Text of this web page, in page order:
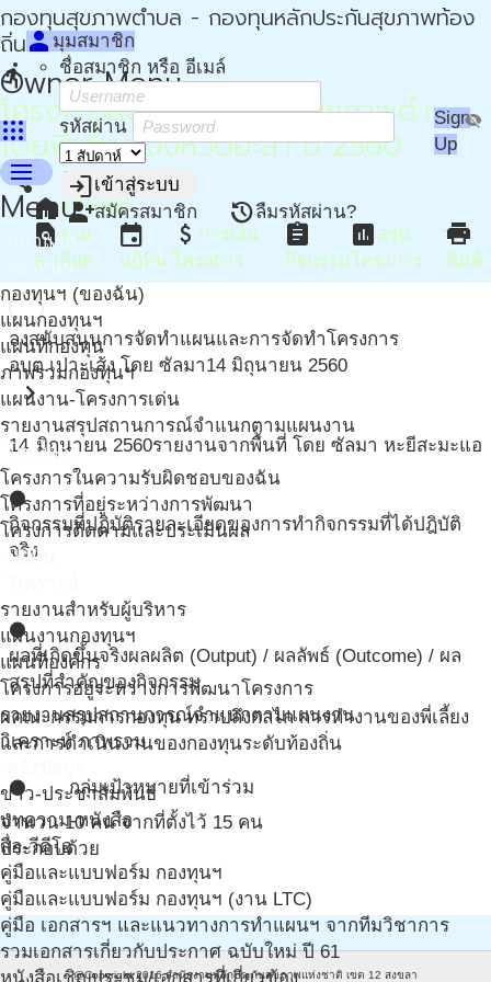
กองทุนสุขภาพตำบล - กองทุนหลักประกันสุขภาพท้อง
ถิ่น - กปท
Owner Menu
apps
person มุมสมาชิก
ชื่อสมาชิก หรือ อีเมล์
รหัสผ่าน visibility_off
loginเข้าสู่ระบบ
person_addสมัครสมาชิก restoreลืมรหัสผ่าน?
Sign
Up
menu
Menu
หน้าแรก
กองทุนฯ
กองทุนฯ (ของฉัน)
แผนกองทุนฯ
แผนที่กองทุน
ภาพรวมกองทุนฯ
แผนงาน-โครงการเด่น
รายงานสรุปสถานการณ์จำแนกตามแผนงาน
โครงการ
โครงการในความรับผิดชอบของฉัน
โครงการที่อยู่ระหว่างการพัฒนา
โครงการติดตามและประเมินผล
ปฎิทิน
รายงานสำหรับผู้บริหาร
แผนงานกองทุนฯ
แผนที่องค์กร
โครงการอยู่ระหว่างการพัฒนาโครงการ
รายงานสรุปสถานการณ์จำแนกตามแผนงาน
วิเคราะห์ ภาพรวม
ข่าว-ประชาสัมพันธ์
บทความ-หนังสือ
สื่อ-วีดีโอ
คู่มือและแบบฟอร์ม กองทุนฯ
คู่มือและแบบฟอร์ม กองทุนฯ (งาน LTC)
คู่มือ เอกสารฯ และแนวทางการทำแผนฯ จากทีมวิชาการ
รวมเอกสารเกี่ยวกับประกาศ ฉบับใหม่ ปี 61
หนังสือเชิญประชุม/เอกสารที่เกี่ยวข้อง
directions_run
โครงการสนับสนุนกองทุนสุขภาพตำบล
โดยพี่เลี้ยง จังหวัดยะลา ปี 2560
share
more_vert
homeหน้าหลัก
find_in_page ราย
ละเอียด
event
ปฏิทิน
attach_money การเงิน
โครงการ
assignment
กิจกรรม
assessment สรุป
โครงการ
print
พิมพ์
ลงสนับสนุนการจัดทำแผนและการจัดทำโครงการ
อบต.เปาะเส้ง โดย ซัลมา14 มิถุนายน 2560
chevron_right
14 มิถุนายน 2560รายงานจากพื้นที่ โดย ซัลมา หะยีสะมะแอ
circle
กิจกรรมที่ปฎิบัติรายละเอียดของการทำกิจกรรมที่ได้ปฎิบัติ
จริง
circle
ผลที่เกิดขึ้นจริงผลผลิต (Output) / ผลลัพธ์ (Outcome) / ผล
สรุปที่สำคัญของกิจกรรม
ผคณะกรรมการกองทุน ทราบถึงกลไก การทำงานของพี่เลี้ยง
และการดำเนินงานของกองทุนระดับท้องถิ่น
circle
กลุ่มเป้าหมายที่เข้าร่วม
จำนวน 10 คน จากที่ตั้งไว้ 15 คน
ประกอบด้วย
@Copyright 2016สำนักงานหลักประกันสุขภาพแห่งชาติ เขต 12 สงขลา